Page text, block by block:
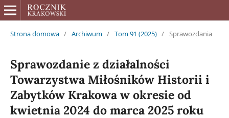
Strona domowa / Archiwum / Tom 91 (2025) / Sprawozdania
Sprawozdanie z działalności
Towarzystwa Miłośników Historii i
Zabytków Krakowa w okresie od
kwietnia 2024 do marca 2025 roku